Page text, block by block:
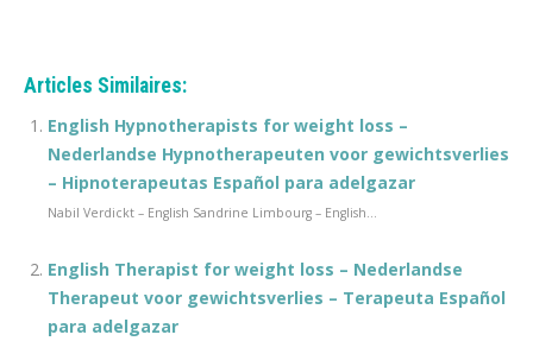
Articles Similaires:
English Hypnotherapists for weight loss –
Nederlandse Hypnotherapeuten voor gewichtsverlies
– Hipnoterapeutas Español para adelgazar
Nabil Verdickt – English Sandrine Limbourg – English...
English Therapist for weight loss – Nederlandse
Therapeut voor gewichtsverlies – Terapeuta Español
para adelgazar